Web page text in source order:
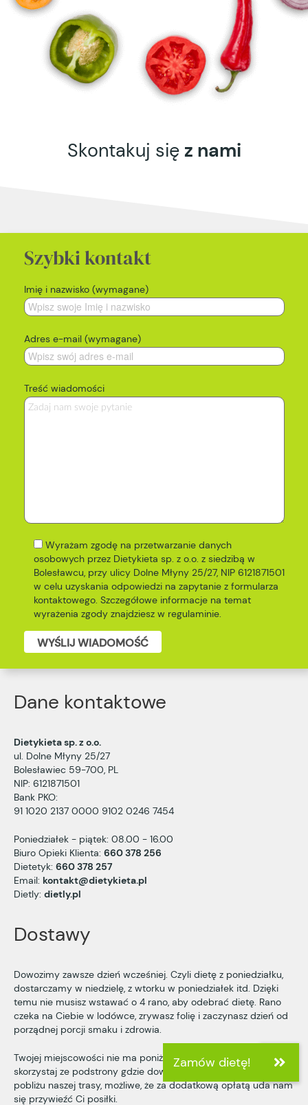
Skontakuj się z nami
Dane kontaktowe
Dietykieta sp. z o.o.
ul. Dolne Młyny 25/27
Bolesławiec 59-700, PL
NIP: 6121871501
Bank PKO:
91 1020 2137 0000 9102 0246 7454
Poniedziałek - piątek: 08.00 - 16.00
Biuro Opieki Klienta: 660 378 256
Dietetyk: 660 378 257
Email: kontakt@dietykieta.pl
Dietly: dietly.pl
Dostawy
Dowozimy zawsze dzień wcześniej. Czyli dietę z poniedziałku,
dostarczamy w niedzielę, z wtorku w poniedziałek itd. Dzięki
temu nie musisz wstawać o 4 rano, aby odebrać dietę. Rano
czeka na Ciebie w lodówce, zrywasz folię i zaczynasz dzień od
porządnej porcji smaku i zdrowia.
Twojej miejscowości nie ma poniżej? Skontaktuj się z nami lub
skorzystaj ze podstrony gdzie dowozimy
Jeśli mieszkasz w
pobliżu naszej trasy, możliwe, że za dodatkową opłatą uda nam
się przywieźć Ci posiłki.
Szybki kontakt
Imię i nazwisko (wymagane)
Adres e-mail (wymagane)
Treść wiadomości
Wyrażam zgodę na przetwarzanie danych
osobowych przez Dietykieta sp. z o.o. z siedzibą w
Bolesławcu, przy ulicy Dolne Młyny 25/27, NIP 6121871501
w celu uzyskania odpowiedzi na zapytanie z formularza
kontaktowego. Szczegółowe informacje na temat
wyrażenia zgody znajdziesz w regulaminie.
WYŚLIJ WIADOMOŚĆ